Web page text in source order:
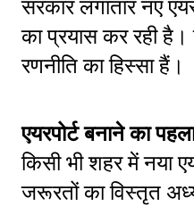
सरकार लगातार नए
का प्रयास कर रही
रणनीति का हिस्सा हैं।
एयरपोर्ट बनाने का
किसी भी शहर में नया
जरूरतों का विस्तृत